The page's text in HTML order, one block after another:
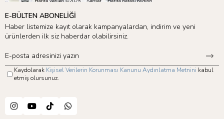
E-BÜLTEN ABONELİĞİ
Haber listemize kayıt olarak kampanyalardan, indirim ve yeni
ürünlerden ilk siz haberdar olabilirsiniz.
Kaydolarak Kişisel Verilerin Korunması Kanunu Aydınlatma Metnini kabul
etmiş olursunuz.